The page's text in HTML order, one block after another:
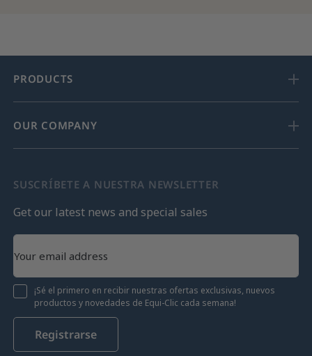
PRODUCTS
OUR COMPANY
SUSCRÍBETE A NUESTRA NEWSLETTER
Get our latest news and special sales
¡Sé el primero en recibir nuestras ofertas exclusivas, nuevos
productos y novedades de Equi-Clic cada semana!
Registrarse